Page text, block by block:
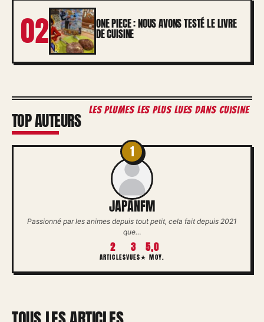
02 ONE PIECE : NOUS AVONS TESTÉ LE LIVRE
DE CUISINE
TOP AUTEURS les plumes les plus lues dans Cuisine
1
JAPANFM
Passionné par les animes depuis tout petit, cela fait depuis 2021
que…
2
ARTICLES
3
VUES
5,0
★ MOY.